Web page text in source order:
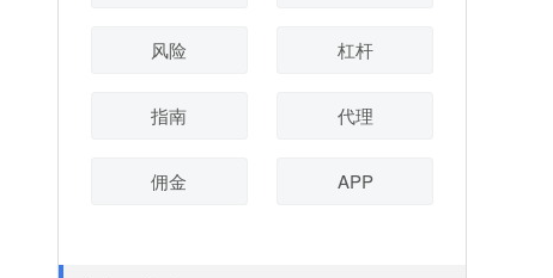
风险 杠杆
指南 代理
佣金 APP